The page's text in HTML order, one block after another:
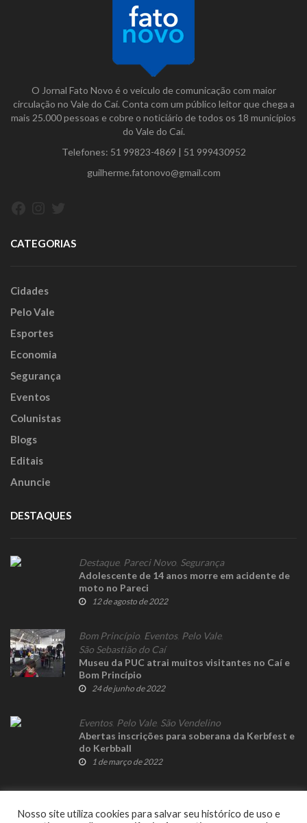
O Jornal Fato Novo é o veículo de comunicação com maior
circulação no Vale do Caí. Conta com um público leitor que chega a
mais 25.000 pessoas e cobre o noticiário de todos os 18 municípios
do Vale do Caí.
Telefones: 51 99823-4869 | 51 999430952
guilherme.fatonovo@gmail.com
CATEGORIAS
Cidades
Pelo Vale
Esportes
Economia
Segurança
Eventos
Colunistas
Blogs
Editais
Anuncie
DESTAQUES
Destaque, Pareci Novo Segurança
Adolescente de 14 anos morre em acidente de
moto no Pareci
12 de agosto de 2022
Bom Princípio Eventos, Pelo Vale,
São Sebastião do Caí
Museu da PUC atrai muitos visitantes no Caí e
Bom Princípio
24 de junho de 2022
Eventos, Pelo Vale, São Vendelino
Abertas inscrições para soberana da Kerbfest e
do Kerbball
1 de março de 2022
Nosso site utiliza cookies para salvar seu histórico de uso e